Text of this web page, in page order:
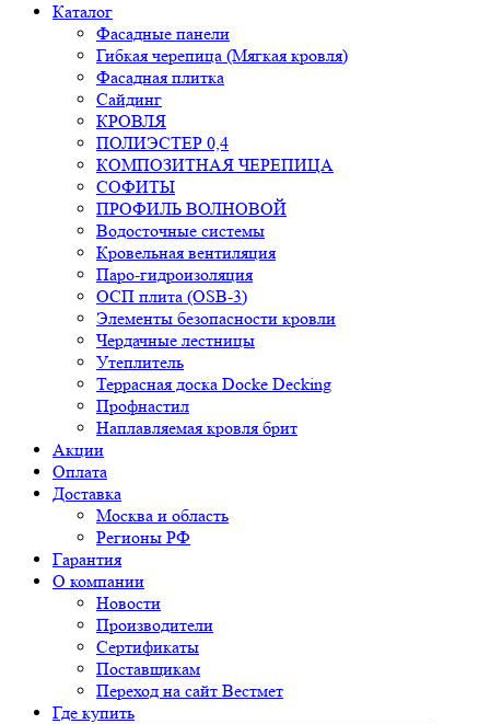
Каталог
Фасадные панели
Гибкая черепица (Мягкая кровля)
Фасадная плитка
Сайдинг
КРОВЛЯ
ПОЛИЭСТЕР 0,4
КОМПОЗИТНАЯ ЧЕРЕПИЦА
СОФИТЫ
ПРОФИЛЬ ВОЛНОВОЙ
Водосточные системы
Кровельная вентиляция
Паро-гидроизоляция
ОСП плита (OSB-3)
Элементы безопасности кровли
Чердачные лестницы
Утеплитель
Террасная доска Docke Decking
Профнастил
Наплавляемая кровля брит
Акции
Оплата
Доставка
Москва и область
Регионы РФ
Гарантия
О компании
Новости
Производители
Сертификаты
Поставщикам
Переход на сайт Вестмет
Где купить